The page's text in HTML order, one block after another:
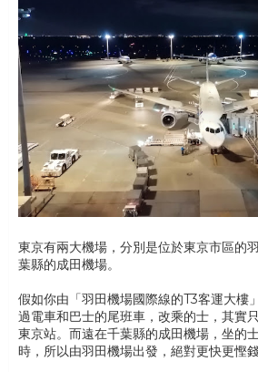
東京有兩大機場，分別是位於東京市區的
葉縣的成田機場。
假如你由「羽田機場國際線的T3客運大樓
過電車和巴士的尾班車，改乘的士，其實
東京站。而遠在千葉縣的成田機場，坐的
時，所以由羽田機場出發，絕對更快更慳錢